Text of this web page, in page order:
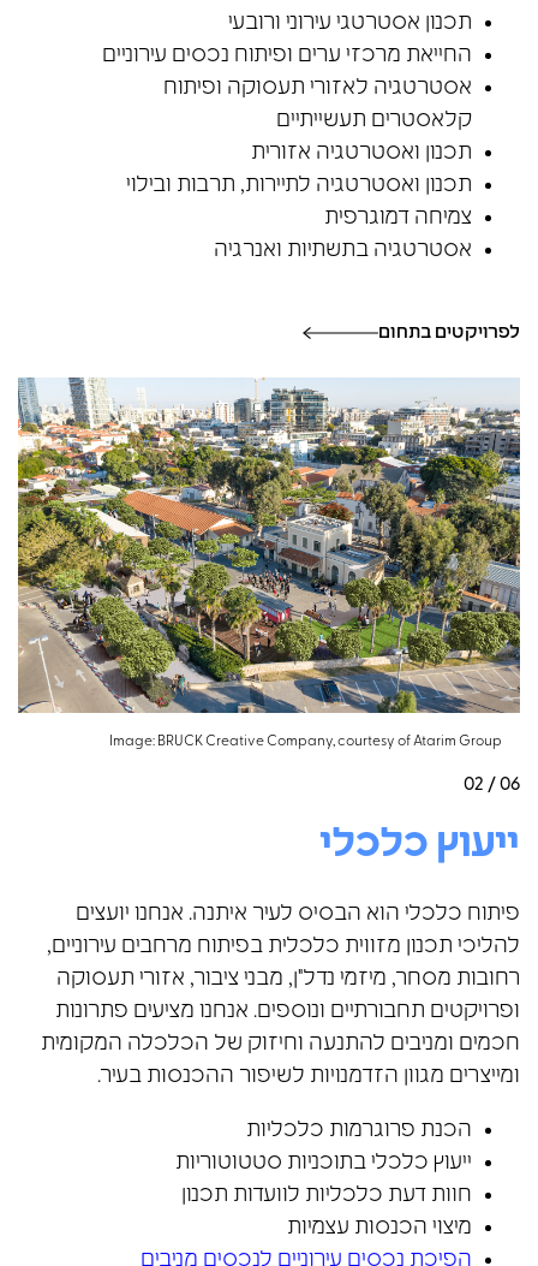
תכנון אסטרטגי עירוני ורובעי
החייאת מרכזי ערים ופיתוח נכסים עירוניים
אסטרטגיה לאזורי תעסוקה ופיתוח
קלאסטרים תעשייתיים
תכנון ואסטרטגיה אזורית
תכנון ואסטרטגיה לתיירות, תרבות ובילוי
צמיחה דמוגרפית
אסטרטגיה בתשתיות ואנרגיה
לפרויקטים בתחום
Image: BRUCK Creative Company, courtesy of Atarim Group
02 / 06
ייעוץ כלכלי
פיתוח כלכלי הוא הבסיס לעיר איתנה. אנחנו יועצים
להליכי תכנון מזווית כלכלית בפיתוח מרחבים עירוניים,
רחובות מסחר, מיזמי נדל"ן, מבני ציבור, אזורי תעסוקה
ופרויקטים תחבורתיים ונוספים. אנחנו מציעים פתרונות
חכמים ומניבים להתנעה וחיזוק של הכלכלה המקומית
ומייצרים מגוון הזדמנויות לשיפור ההכנסות בעיר.
הכנת פרוגרמות כלכליות
ייעוץ כלכלי בתוכניות סטטוטוריות
חוות דעת כלכליות לוועדות תכנון
מיצוי הכנסות עצמיות
הפיכת נכסים עירוניים לנכסים מניבים